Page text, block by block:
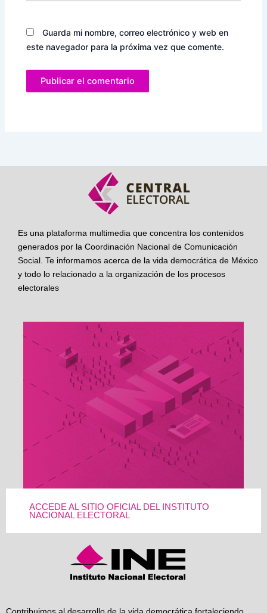
Guarda mi nombre, correo electrónico y web en
este navegador para la próxima vez que comente.
Es una plataforma multimedia que concentra los contenidos
generados por la Coordinación Nacional de Comunicación
Social. Te informamos acerca de la vida democrática de México
y todo lo relacionado a la organización de los procesos
electorales
ACCEDE AL SITIO OFICIAL DEL INSTITUTO
NACIONAL ELECTORAL